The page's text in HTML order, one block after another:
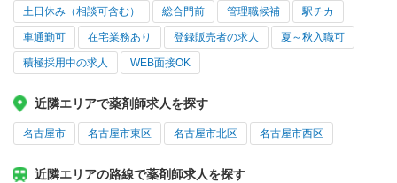
土日休み（相談可含む） 総合門前 管理職候補 駅チカ
車通勤可 在宅業務あり 登録販売者の求人 夏～秋入職可
積極採用中の求人 WEB面接OK
近隣エリアで薬剤師求人を探す
名古屋市 名古屋市東区 名古屋市北区 名古屋市西区
近隣エリアの路線で薬剤師求人を探す